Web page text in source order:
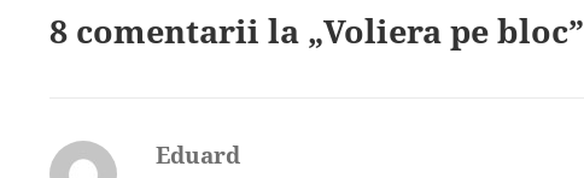
8 comentarii la „Voliera pe bloc”
Eduard